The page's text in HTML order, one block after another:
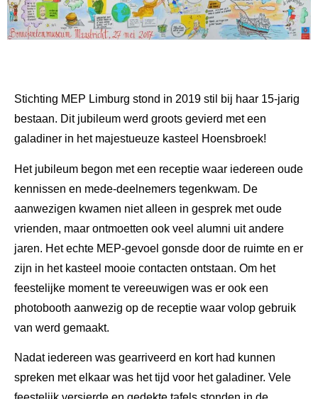
Stichting MEP Limburg stond in 2019 stil bij haar 15-jarig
bestaan. Dit jubileum werd groots gevierd met een
galadiner in het majestueuze kasteel Hoensbroek!
Het jubileum begon met een receptie waar iedereen oude
kennissen en mede-deelnemers tegenkwam. De
aanwezigen kwamen niet alleen in gesprek met oude
vrienden, maar ontmoetten ook veel alumni uit andere
jaren. Het echte MEP-gevoel gonsde door de ruimte en er
zijn in het kasteel mooie contacten ontstaan. Om het
feestelijke moment te vereeuwigen was er ook een
photobooth aanwezig op de receptie waar volop gebruik
van werd gemaakt.
Nadat iedereen was gearriveerd en kort had kunnen
spreken met elkaar was het tijd voor het galadiner. Vele